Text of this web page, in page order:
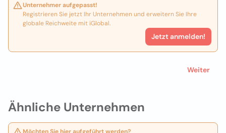
Ähnliche Unternehmen
Unternehmer aufgepasst!
Registrieren Sie jetzt Ihr Unternehmen und erweitern Sie Ihre
globale Reichweite mit iGlobal.
Jetzt anmelden!
Weiter